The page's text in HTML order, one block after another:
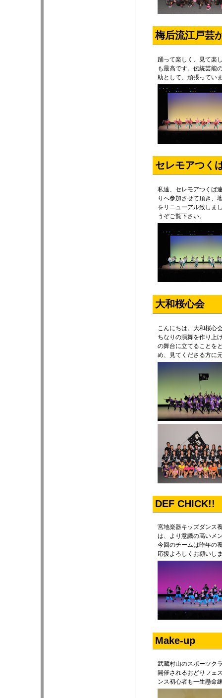
梅后流江戸芸
踊って楽しく、見て楽
も最高です。伝統芸能
助として、頑張ってい
セレモアつく
私達、セレモアつくば
りへ参加させて頂き、
をリニューアル致しま
うぞご覧下さい。
大和桜心会
こんにちは。大和桜心
ちなりの演舞を作り上
の舞台に立てることを
め、見てくださる方に
DEF CHICK!!
宮地楽器キッズダンス
は、より意識の高いメ
今回のチームは昨年の
応援よろしくお願いし
Make-up
武蔵村山のスポーツク
開催されるおどりフェ
ンス初心者も一生懸命